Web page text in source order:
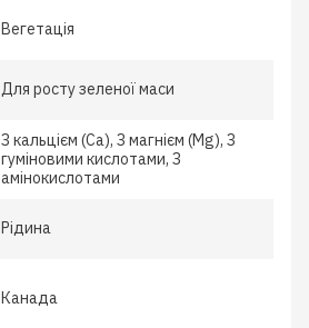
Вегетація
Для росту зеленої маси
З кальцієм (Ca), З магнієм (Mg), З
гуміновими кислотами, З
амінокислотами
Рідина
Канада